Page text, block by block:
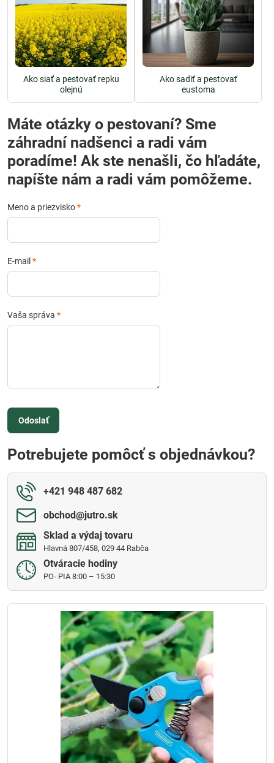
Ako siať a pestovať repku
olejnú
Ako sadiť a pestovať
eustoma
Máte otázky o pestovaní? Sme
záhradní nadšenci a radi vám
poradíme! Ak ste nenašli, čo hľadáte,
napíšte nám a radi vám pomôžeme.
Meno a priezvisko*
E-mail *
Vaša správa *
Odoslať
Potrebujete pomôcť s objednávkou?
+421 948 487 682
obchod​@jutro​.sk
Sklad a výdaj tovaru
Hlavná 807/458, 029 44 Rabča
Otváracie hodiny
PO- PIA 8:00 – 15:30